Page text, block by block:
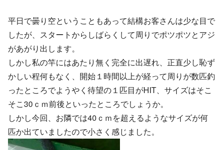
平日で曇り空ということもあって結構お客さんは少な目で
したが、スタートからしばらくして周りでポツポツとアジ
があがり出します。
しかし私の竿にはあたり無く完全に出遅れ、正直少し恥ず
かしい程何もなく、開始１時間以上が経って周りが数匹釣
ったところでようやく待望の１匹目がHIT、サイズはそこ
そこ30ｃｍ前後といったところでしょうか。
しかし今回、お隣では40ｃｍを超えるようなサイズが何
匹か出ていましたので小さく感じました。